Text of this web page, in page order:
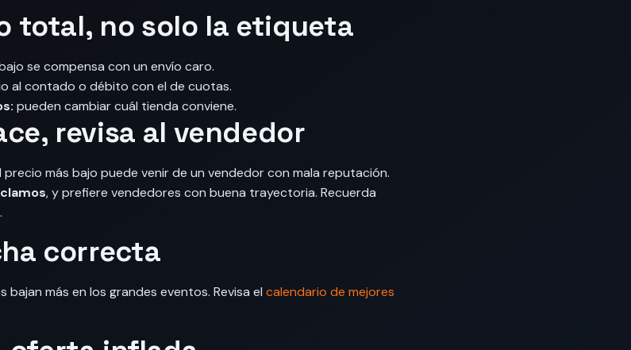
total, no solo la etiqueta
se compensa con un envío caro.
al contado o débito con el de cuotas.
pueden cambiar cuál tienda conviene.
revisa al vendedor
más bajo puede venir de un vendedor con mala reputación.
, y prefiere vendedores con buena trayectoria. Recuerda
correcta
más en los grandes eventos. Revisa el calendario de mejores